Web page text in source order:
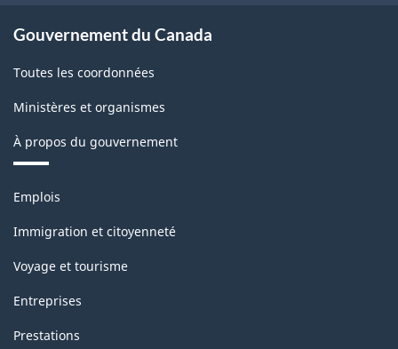
Gouvernement du Canada
Toutes les coordonnées
Ministères et organismes
À propos du gouvernement
Thèmes
sujets
Emplois
Immigration et citoyenneté
Voyage et tourisme
Entreprises
Prestations